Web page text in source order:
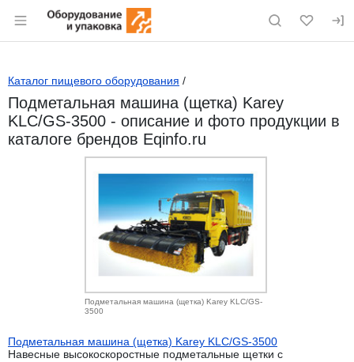
Раздел навигации по сайту eqinfo.ru
Каталог пищевого оборудования /
Подметальная машина (щетка) Karey
KLC/GS-3500 - описание и фото продукции в
каталоге брендов Eqinfo.ru
Подметальная машина (щетка) Karey KLC/GS-
3500
Подметальная машина (щетка) Karey KLC/GS-3500
Навесные высокоскоростные подметальные щетки с